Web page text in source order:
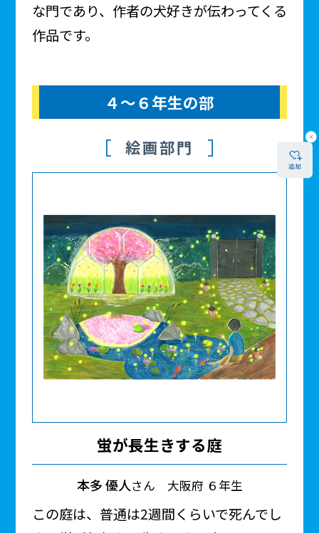
な門であり、作者の犬好きが伝わってくる
作品です。
４～６年生の部
絵画部門
蛍が長生きする庭
本多 優人さん 大阪府 ６年生
この庭は、普通は2週間くらいで死んでし